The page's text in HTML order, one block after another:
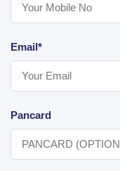
Email*
Pancard